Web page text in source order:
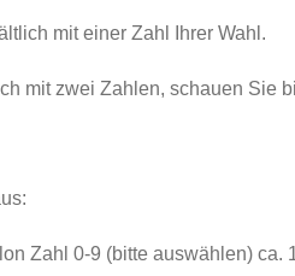
mit einer Zahl Ihrer Wahl.
mit zwei Zahlen, schauen Sie
Zahl 0-9 (bitte auswählen) ca.